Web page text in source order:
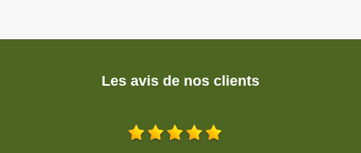
Les avis de nos clients